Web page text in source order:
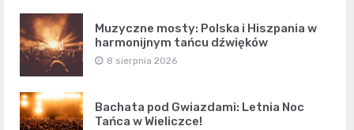
Muzyczne mosty: Polska i Hiszpania w
harmonijnym tańcu dźwięków
8 sierpnia 2026
Bachata pod Gwiazdami: Letnia Noc
Tańca w Wieliczce!